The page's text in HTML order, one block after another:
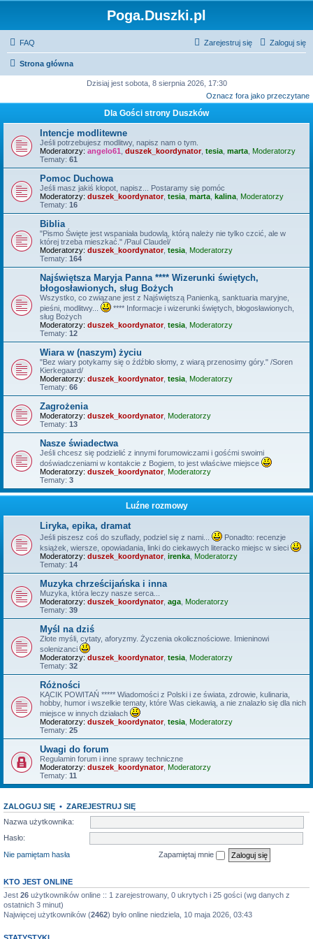
Poga.Duszki.pl
FAQ Zaloguj się
Zarejestruj się
Strona główna
Dzisiaj jest sobota, 8 sierpnia 2026, 17:30
Oznacz fora jako przeczytane
Dla Gości strony Duszków
Intencje modlitewne
Jeśli potrzebujesz modlitwy, napisz nam o tym.
Moderatorzy: angelo61 duszek_koordynator, tesia marta Moderatorzy
Tematy: 61
Pomoc Duchowa
Jeśli masz jakiś kłopot, napisz... Postaramy się pomóc
Moderatorzy: duszek_koordynator, tesia marta kalina Moderatorzy
Tematy: 16
Biblia
"Pismo Święte jest wspaniała budowlą, którą należy nie tylko czcić, ale w
której trzeba mieszkać." /Paul Claudel/
Moderatorzy: duszek_koordynator, tesia Moderatorzy
Tematy: 164
Najświętsza Maryja Panna **** Wizerunki świętych,
błogosławionych, sług Bożych
Wszystko, co związane jest z Najświętszą Panienką, sanktuaria maryjne,
pieśni, modlitwy...
**** Informacje i wizerunki świętych, błogosławionych,
sług Bożych
Moderatorzy: duszek_koordynator, tesia Moderatorzy
Tematy: 12
Wiara w (naszym) życiu
"Bez wiary potykamy się o źdźbło słomy, z wiarą przenosimy góry." /Soren
Kierkegaard/
Moderatorzy: duszek_koordynator, tesia Moderatorzy
Tematy: 66
Zagrożenia
Moderatorzy: duszek_koordynator, Moderatorzy
Tematy: 13
Nasze świadectwa
Jeśli chcesz się podzielić z innymi forumowiczami i gośćmi swoimi
doświadczeniami w kontakcie z Bogiem, to jest właściwe miejsce
Moderatorzy: duszek_koordynator, Moderatorzy
Tematy: 3
Luźne rozmowy
Liryka, epika, dramat
Jeśli piszesz coś do szuflady, podziel się z nami...
Ponadto: recenzje
książek, wiersze, opowiadania, linki do ciekawych literacko miejsc w sieci
Moderatorzy: duszek_koordynator, irenka Moderatorzy
Tematy: 14
Muzyka chrześcijańska i inna
Muzyka, która leczy nasze serca...
Moderatorzy: duszek_koordynator, aga Moderatorzy
Tematy: 39
Myśl na dziś
Złote myśli, cytaty, aforyzmy. Życzenia okolicznościowe. Imieninowi
solenizanci
Moderatorzy: duszek_koordynator, tesia Moderatorzy
Tematy: 32
Różności
KĄCIK POWITAŃ ***** Wiadomości z Polski i ze świata, zdrowie, kulinaria,
hobby, humor i wszelkie tematy, które Was ciekawią, a nie znalazło się dla nich
miejsce w innych działach
Moderatorzy: duszek_koordynator, tesia Moderatorzy
Tematy: 25
Uwagi do forum
Regulamin forum i inne sprawy techniczne
Moderatorzy: duszek_koordynator, Moderatorzy
Tematy: 11
ZALOGUJ SIĘ • ZAREJESTRUJ SIĘ
Nazwa użytkownika:
Hasło:
Nie pamiętam hasła
Zapamiętaj mnie
KTO JEST ONLINE
Jest 26 użytkowników online :: 1 zarejestrowany, 0 ukrytych i 25 gości (wg danych z
ostatnich 3 minut)
Najwięcej użytkowników (2462) było online niedziela, 10 maja 2026, 03:43
STATYSTYKI